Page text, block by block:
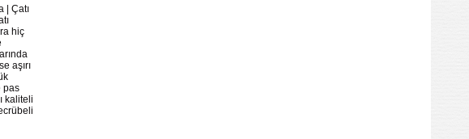
| Çatı
hiç
aşırı
pas
kaliteli